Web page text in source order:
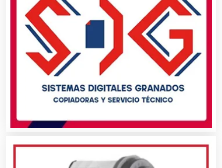
Automatización
Automóviles Nuevos y Usados
Avaluos